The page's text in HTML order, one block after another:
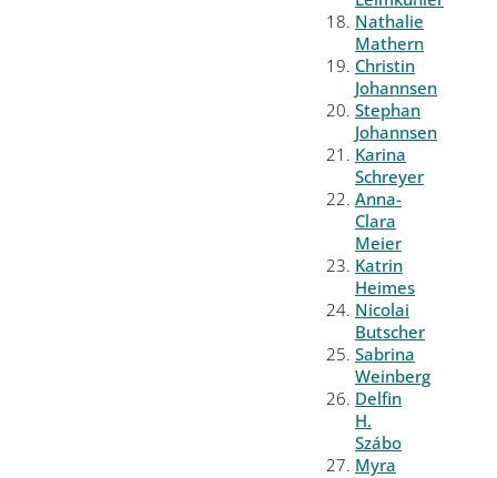
Nathalie
Mathern
Christin
Johannsen
Stephan
Johannsen
Karina
Schreyer
Anna-
Clara
Meier
Katrin
Heimes
Nicolai
Butscher
Sabrina
Weinberg
Delfin
H.
Szábo
Myra